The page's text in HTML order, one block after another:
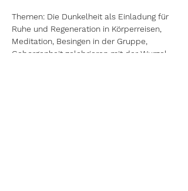
Themen: Die Dunkelheit als Einladung für
Ruhe und Regeneration in Körperreisen,
Meditation, Besingen in der Gruppe,
Geborgenheit zelebrieren mit der Wurzel-